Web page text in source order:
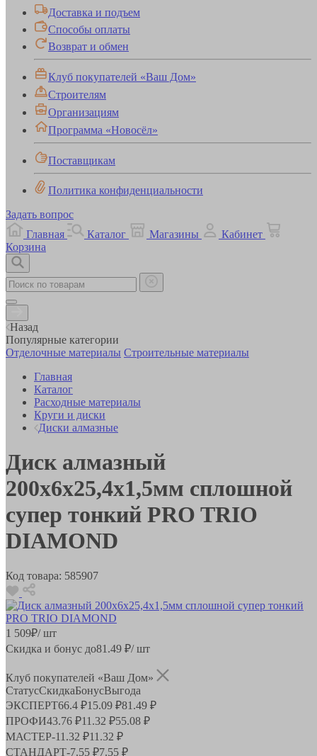
Доставка и подъем
Способы оплаты
Возврат и обмен
Клуб покупателей «Ваш Дом»
Строителям
Организациям
Программа «Новосёл»
Поставщикам
Политика конфиденциальности
Задать вопрос
Главная
Каталог Магазины
Кабинет
Корзина
Назад
Популярные категории
Отделочные материалы Строительные материалы
Главная
Каталог
Расходные материалы
Круги и диски
Диски алмазные
Диск алмазный
200x6x25,4x1,5мм сплошной
супер тонкий PRO TRIO
DIAMOND
Код товара: 585907
1 509₽/ шт
Скидка и бонус до81.49 ₽/ шт
Клуб покупателей «Ваш Дом»
СтатусСкидкаБонусВыгода
ЭКСПЕРТ66.4 ₽15.09 ₽81.49 ₽
ПРОФИ43.76 ₽11.32 ₽55.08 ₽
МАСТЕР-11.32 ₽11.32 ₽
СТАНДАРТ-7.55 ₽7.55 ₽